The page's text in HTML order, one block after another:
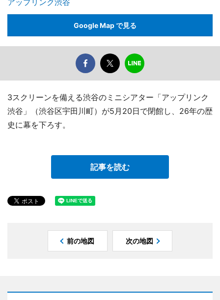
アップリンク渋谷
Google Map で見る
3スクリーンを備える渋谷のミニシアター「アップリンク
渋谷」（渋谷区宇田川町）が5月20日で閉館し、26年の歴
史に幕を下ろす。
記事を読む
前の地図 次の地図